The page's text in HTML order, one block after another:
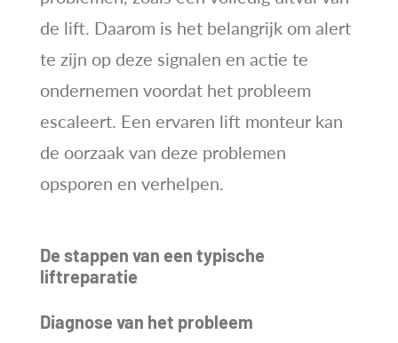
de lift. Daarom is het belangrijk om alert
te zijn op deze signalen en actie te
ondernemen voordat het probleem
escaleert. Een ervaren lift monteur kan
de oorzaak van deze problemen
opsporen en verhelpen.
De stappen van een typische
liftreparatie
Diagnose van het probleem